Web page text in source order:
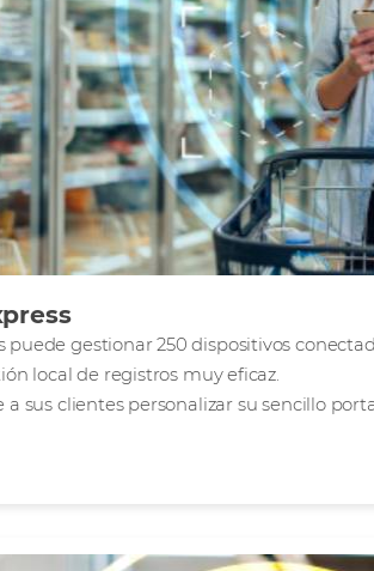
puede gestionar 250 dispositivos
local de registros muy eficaz.
a sus clientes personalizar su sencillo